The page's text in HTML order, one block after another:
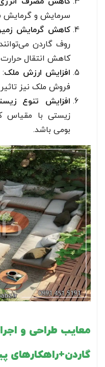
سرمایش و گرمایش
کاهش گرمایش
کاهش انتقال
افزایش ارزش ملک
فروش ملک نیز
افزایش تنوع
زیستی با مقیاس
بومی باشد.
معایب طراحی و
گاردن+راهکارهای